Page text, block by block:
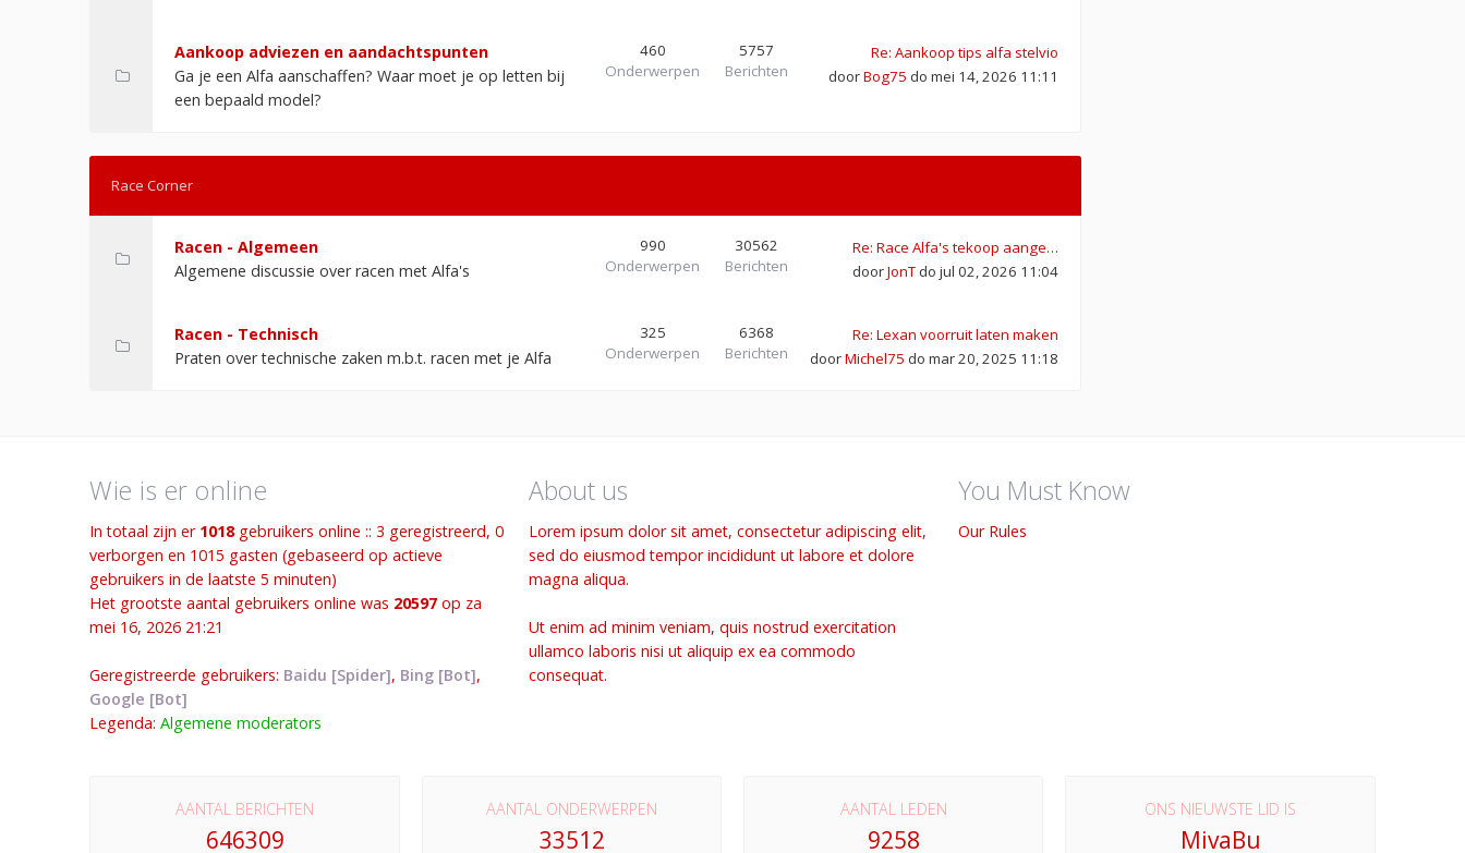
Aankoop adviezen en aandachtspunten
Ga je een Alfa aanschaffen? Waar moet je op letten bij
een bepaald model?
460
Onderwerpen
5757
Berichten
Re: Aankoop tips alfa stelvio
doorBog75 do mei 14, 2026 11:11
Race Corner
Racen - Algemeen
Algemene discussie over racen met Alfa's
990
Onderwerpen
30562
Berichten
Re: Race Alfa's tekoop aange…
doorJonT do jul 02, 2026 11:04
Racen - Technisch
Praten over technische zaken m.b.t. racen met je Alfa
325
Onderwerpen
6368
Berichten
Re: Lexan voorruit laten maken
doorMichel75 do mar 20, 2025 11:18
Wie is er online
In totaal zijn er 1018gebruikers online :: 3 geregistreerd, 0
verborgen en 1015 gasten (gebaseerd op actieve
gebruikers in de laatste 5 minuten)
Het grootste aantal gebruikers online was 20597 op za
mei 16, 2026 21:21
Geregistreerde gebruikers: Baidu [Spider], Bing [Bot],
Google [Bot]
Legenda: Algemene moderators
About us
Lorem ipsum dolor sit amet, consectetur adipiscing elit,
sed do eiusmod tempor incididunt ut labore et dolore
magna aliqua.
Ut enim ad minim veniam, quis nostrud exercitation
ullamco laboris nisi ut aliquip ex ea commodo
consequat.
You Must Know
Our Rules
AANTAL BERICHTEN
646309
AANTAL ONDERWERPEN
33512
AANTAL LEDEN
9258
ONS NIEUWSTE LID IS
MivaBu